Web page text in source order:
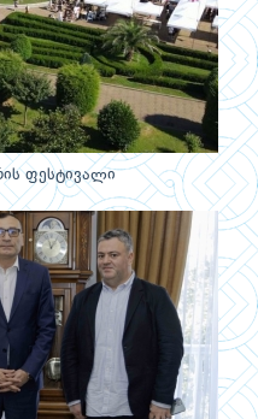
ფესტივალი